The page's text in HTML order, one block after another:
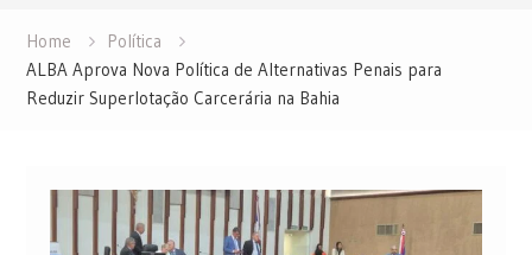
Home
Política
ALBA Aprova Nova Política de Alternativas Penais para
Reduzir Superlotação Carcerária na Bahia